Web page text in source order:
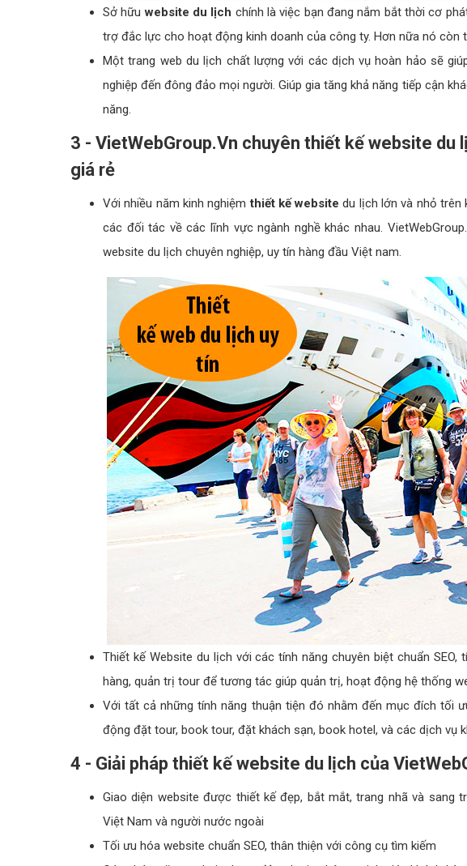
Sở hữuwebsite du lịch chính là việc bạn đang nắm bắt thời cơ
trợ đắc lực cho hoạt động kinh doanh của công ty. Hơn nữa nó còn
Một trang web du lịch chất lượng với các dịch vụ hoàn hảo sẽ
nghiệp đến đông đảo mọi người. Giúp gia tăng khả năng tiếp cận
năng.
3 - VietWebGroup.Vn chuyên thiết kế website du
giá rẻ
Với nhiều năm kinh nghiệmthiết kế website du lịch lớn và nhỏ trên
các đối tác về các lĩnh vực ngành nghề khác nhau.
website du lịch chuyên nghiệp, uy tín hàng đầu Việt nam.
Thiết kế Website du lịch với các tính năng chuyên biệt chuẩn
hàng, quản trị tour để tương tác giúp quản trị, hoạt động hệ thống
Với tất cả những tính năng thuận tiện đó nhằm đến mục đích tối
động đặt tour, book tour, đặt khách sạn, book hotel, và các dịch vụ
4 - Giải pháp thiết kế website du lịch của
Giao diện website được thiết kế đẹp, bắt mắt, trang nhã và sang
Việt Nam và người nước ngoài
Tối ưu hóa website chuẩn SEO, thân thiện với công cụ tìm kiếm